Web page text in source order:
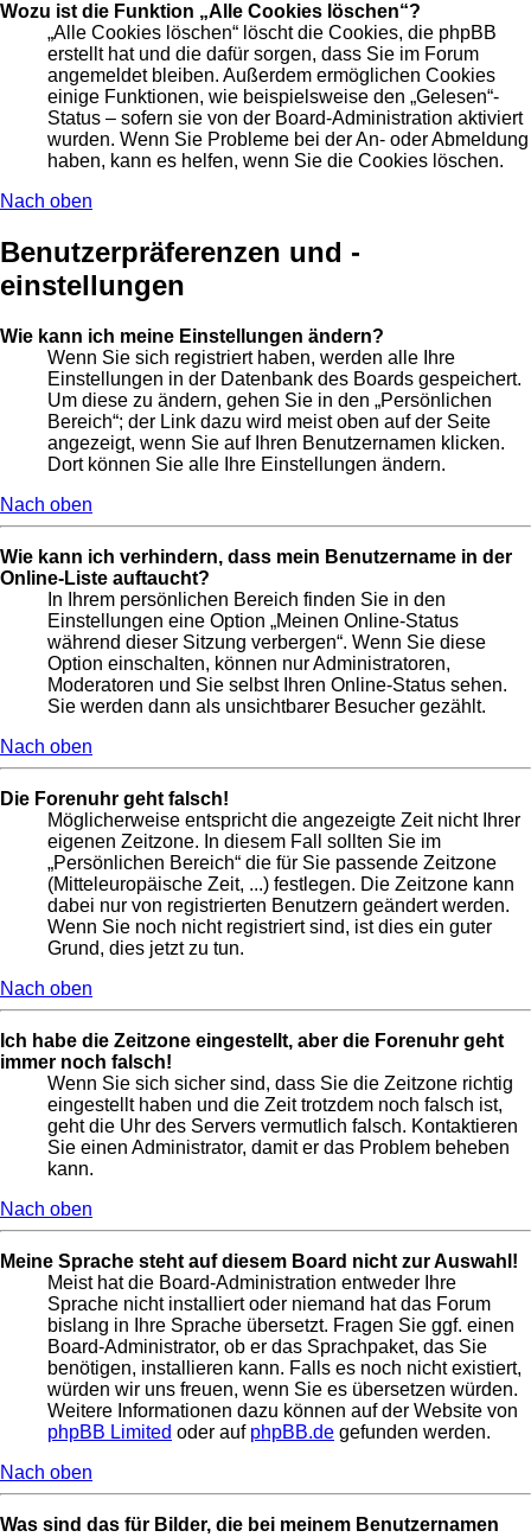
Wozu ist die Funktion „Alle Cookies löschen“?
„Alle Cookies löschen“ löscht die Cookies, die phpBB
erstellt hat und die dafür sorgen, dass Sie im Forum
angemeldet bleiben. Außerdem ermöglichen Cookies
einige Funktionen, wie beispielsweise den „Gelesen“-
Status – sofern sie von der Board-Administration aktiviert
wurden. Wenn Sie Probleme bei der An- oder Abmeldung
haben, kann es helfen, wenn Sie die Cookies löschen.
Nach oben
Benutzerpräferenzen und -
einstellungen
Wie kann ich meine Einstellungen ändern?
Wenn Sie sich registriert haben, werden alle Ihre
Einstellungen in der Datenbank des Boards gespeichert.
Um diese zu ändern, gehen Sie in den „Persönlichen
Bereich“; der Link dazu wird meist oben auf der Seite
angezeigt, wenn Sie auf Ihren Benutzernamen klicken.
Dort können Sie alle Ihre Einstellungen ändern.
Nach oben
Wie kann ich verhindern, dass mein Benutzername in der
Online-Liste auftaucht?
In Ihrem persönlichen Bereich finden Sie in den
Einstellungen eine Option „Meinen Online-Status
während dieser Sitzung verbergen“. Wenn Sie diese
Option einschalten, können nur Administratoren,
Moderatoren und Sie selbst Ihren Online-Status sehen.
Sie werden dann als unsichtbarer Besucher gezählt.
Nach oben
Die Forenuhr geht falsch!
Möglicherweise entspricht die angezeigte Zeit nicht Ihrer
eigenen Zeitzone. In diesem Fall sollten Sie im
„Persönlichen Bereich“ die für Sie passende Zeitzone
(Mitteleuropäische Zeit, ...) festlegen. Die Zeitzone kann
dabei nur von registrierten Benutzern geändert werden.
Wenn Sie noch nicht registriert sind, ist dies ein guter
Grund, dies jetzt zu tun.
Nach oben
Ich habe die Zeitzone eingestellt, aber die Forenuhr geht
immer noch falsch!
Wenn Sie sich sicher sind, dass Sie die Zeitzone richtig
eingestellt haben und die Zeit trotzdem noch falsch ist,
geht die Uhr des Servers vermutlich falsch. Kontaktieren
Sie einen Administrator, damit er das Problem beheben
kann.
Nach oben
Meine Sprache steht auf diesem Board nicht zur Auswahl!
Meist hat die Board-Administration entweder Ihre
Sprache nicht installiert oder niemand hat das Forum
bislang in Ihre Sprache übersetzt. Fragen Sie ggf. einen
Board-Administrator, ob er das Sprachpaket, das Sie
benötigen, installieren kann. Falls es noch nicht existiert,
würden wir uns freuen, wenn Sie es übersetzen würden.
Weitere Informationen dazu können auf der Website von
phpBB Limited oder auf phpBB.de gefunden werden.
Nach oben
Was sind das für Bilder, die bei meinem Benutzernamen